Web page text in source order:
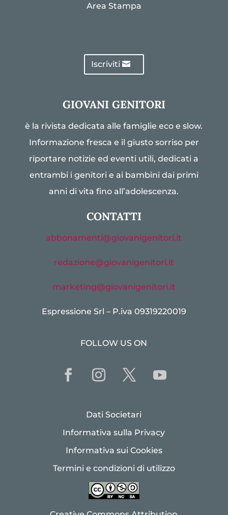
Area Stampa
Iscriviti
GIOVANI GENITORI
è la rivista dedicata alle famiglie eco e slow.
Informazione fresca e il giusto sorriso per
riportare notizie ed eventi utili, dedicati a
entrambi i genitori e ai bambini dai primi
anni di vita fino all’adolescenza.
CONTATTI
abbonamenti@giovanigenitori.it
redazione@giovanigenitori.it
marketing@giovanigenitori.it
Espressione Srl – P.iva 09319220019
FOLLOW US ON
Dati Societari
Informativa sulla Privacy
Informativa sui Cookies
Termini e condizioni di utilizzo